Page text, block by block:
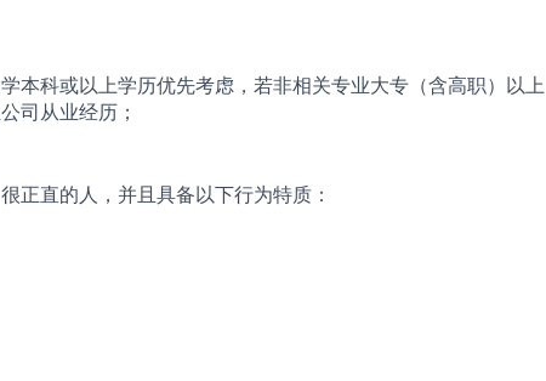
本科或以上学历优先考虑，若非相关专业大专（含高职）以上
司从业经历；
正直的人，并且具备以下行为特质：